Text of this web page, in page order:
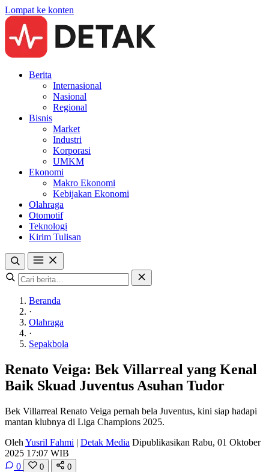
Lompat ke konten
Berita
Internasional
Nasional
Regional
Bisnis
Market
Industri
Korporasi
UMKM
Ekonomi
Makro Ekonomi
Kebijakan Ekonomi
Olahraga
Otomotif
Teknologi
Kirim Tulisan
Beranda
·
Olahraga
·
Sepakbola
Renato Veiga: Bek Villarreal yang Kenal
Baik Skuad Juventus Asuhan Tudor
Bek Villarreal Renato Veiga pernah bela Juventus, kini siap hadapi
mantan klubnya di Liga Champions 2025.
Oleh Yusril Fahmi | Detak Media Dipublikasikan Rabu, 01 Oktober
2025 17:07 WIB
0
0 0